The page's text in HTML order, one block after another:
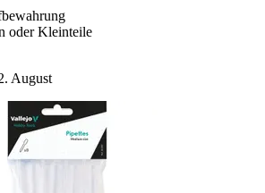
oder Kleinteile
August